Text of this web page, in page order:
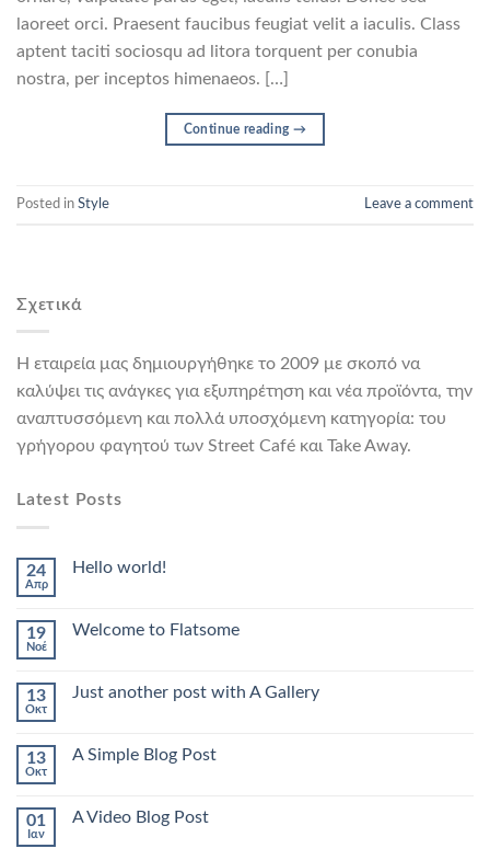
laoreet orci. Praesent faucibus feugiat velit a iaculis. Class
aptent taciti sociosqu ad litora torquent per conubia
nostra, per inceptos himenaeos. […]
Continue reading →
Posted in Style Leave a comment
Σχετικά
Η εταιρεία μας δημιουργήθηκε το 2009 με σκοπό να
καλύψει τις ανάγκες για εξυπηρέτηση και νέα προϊόντα, την
αναπτυσσόμενη και πολλά υποσχόμενη κατηγορία: του
γρήγορου φαγητού των Street Café και Take Away.
Latest Posts
24
Απρ
Hello world!
19
Νοέ
Welcome to Flatsome
13
Οκτ
Just another post with A Gallery
13
Οκτ
A Simple Blog Post
01
Ιαν
A Video Blog Post